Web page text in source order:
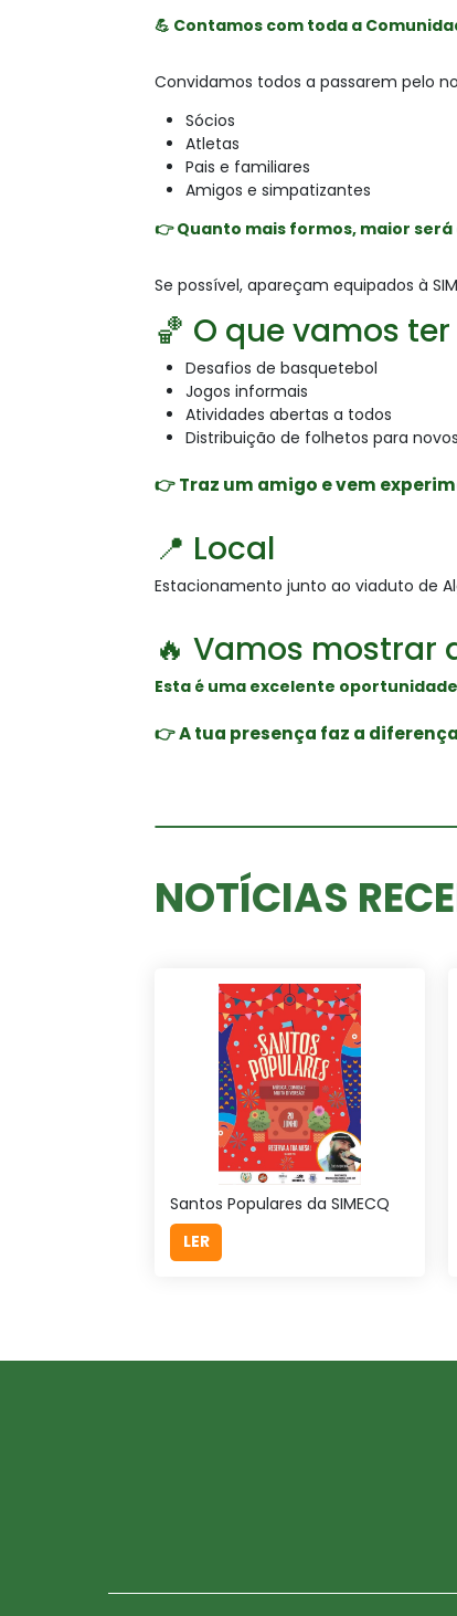
💪 Contamos com toda a
Convidamos todos a passarem pelo
Sócios
Atletas
Pais e familiares
Amigos e simpatizantes
👉 Quanto mais formos, maior
Se possível, apareçam equipados à
🏀 O que vamos
Desafios de basquetebol
Jogos informais
Atividades abertas a todos
Distribuição de folhetos para
👉 Traz um amigo e vem
📍 Local
Estacionamento junto ao viaduto de
🔥 Vamos mostrar
Esta é uma excelente
👉 A tua presença faz a
NOTÍCIAS
Santos Populares da SIMECQ
LER